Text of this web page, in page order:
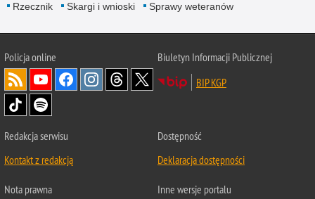
Rzecznik Skargi i wnioski Sprawy weteranów
Policjaonline
Biuletyn Informacji Publicznej
BIP KGP
Redakcja serwisu
Kontakt z redakcją
Dostępność
Deklaracja dostępności
Nota prawna Inne wersje portalu